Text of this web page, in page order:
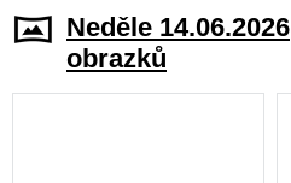
Neděle 14.06.2026
obrazků